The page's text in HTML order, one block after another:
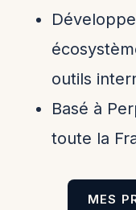
outils
Basé à
toute la
MES